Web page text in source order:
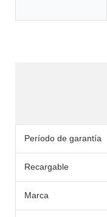
Período de garantía
Recargable
Marca